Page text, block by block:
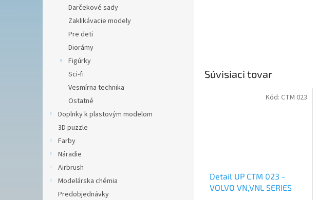
Darčekové sady
Zaklikávacie modely
Pre deti
Diorámy
Figúrky
Sci-fi
Vesmírna technika
Ostatné
Doplnky k plastovým modelom
3D puzzle
Farby
Náradie
Airbrush
Modelárska chémia
Predobjednávky
Súvisiaci tovar
Detail UP CTM 023 -
VOLVO VN,VNL SERIES
Kód: CTM 023